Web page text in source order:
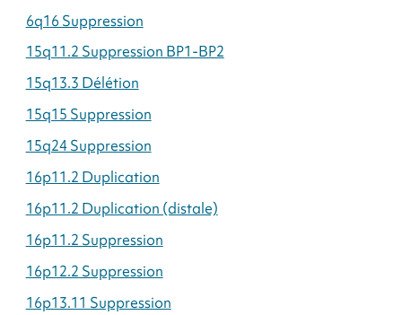
6q16 Suppression
15q11.2 Suppression BP1-BP2
15q13.3 Délétion
15q15 Suppression
15q24 Suppression
16p11.2 Duplication
16p11.2 Duplication (distale)
16p11.2 Suppression
16p12.2 Suppression
16p13.11 Suppression